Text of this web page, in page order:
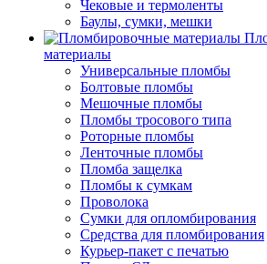
Чековые и термоленты
Баулы, сумки, мешки
материалы
Универсальные пломбы
Болтовые пломбы
Мешочные пломбы
Пломбы тросового типа
Роторные пломбы
Ленточные пломбы
Пломба защелка
Пломбы к сумкам
Проволока
Сумки для опломбирования
Средства для пломбирования
Курьер-пакет с печатью